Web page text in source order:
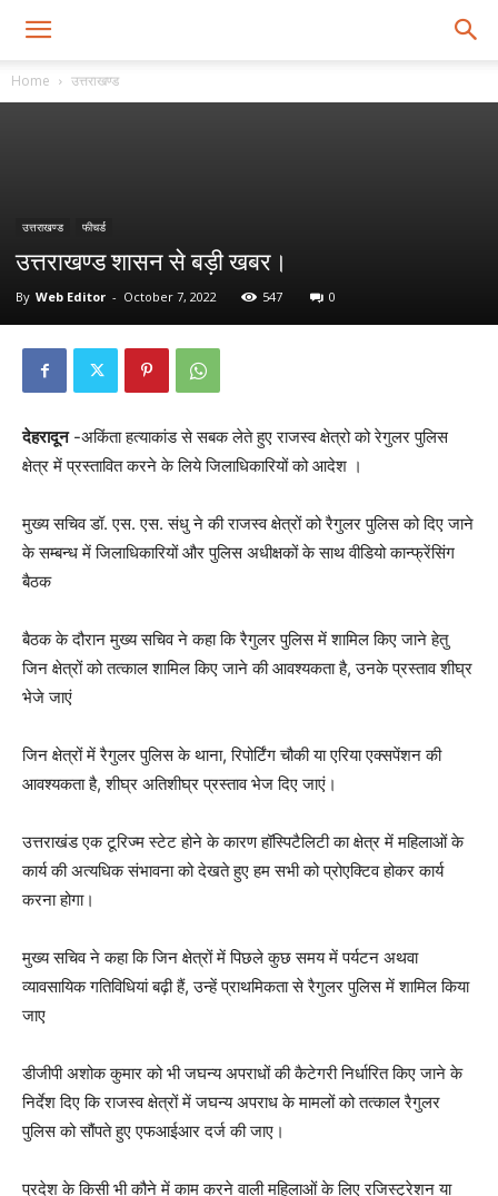
Home उत्तराखण्ड
उत्तराखण्ड फीचर्ड
उत्तराखण्ड शासन से बड़ी खबर।
By Web Editor - October 7, 2022 547 0
देहरादून-अकिंता हत्याकांड से सबक लेते हुए राजस्व क्षेत्रो को रेगुलर पुलिस
क्षेत्र में प्रस्तावित करने के लिये जिलाधिकारियों को आदेश ।
मुख्य सचिव डॉ. एस. एस. संधु ने की राजस्व क्षेत्रों को रैगुलर पुलिस को दिए जाने
के सम्बन्ध में जिलाधिकारियों और पुलिस अधीक्षकों के साथ वीडियो कान्फ्रेंसिंग
बैठक
बैठक के दौरान मुख्य सचिव ने कहा कि रैगुलर पुलिस में शामिल किए जाने हेतु
जिन क्षेत्रों को तत्काल शामिल किए जाने की आवश्यकता है, उनके प्रस्ताव शीघ्र
भेजे जाएं
जिन क्षेत्रों में रैगुलर पुलिस के थाना, रिपोर्टिंग चौकी या एरिया एक्सपेंशन की
आवश्यकता है, शीघ्र अतिशीघ्र प्रस्ताव भेज दिए जाएं।
उत्तराखंड एक टूरिज्म स्टेट होने के कारण हॉस्पिटैलिटी का क्षेत्र में महिलाओं के
कार्य की अत्यधिक संभावना को देखते हुए हम सभी को प्रोएक्टिव होकर कार्य
करना होगा।
मुख्य सचिव ने कहा कि जिन क्षेत्रों में पिछले कुछ समय में पर्यटन अथवा
व्यावसायिक गतिविधियां बढ़ी हैं, उन्हें प्राथमिकता से रैगुलर पुलिस में शामिल किया
जाए
डीजीपी अशोक कुमार को भी जघन्य अपराधों की कैटेगरी निर्धारित किए जाने के
निर्देश दिए कि राजस्व क्षेत्रों में जघन्य अपराध के मामलों को तत्काल रैगुलर
पुलिस को सौंपते हुए एफआईआर दर्ज की जाए।
प्रदेश के किसी भी कौने में काम करने वाली महिलाओं के लिए रजिस्ट्रेशन या